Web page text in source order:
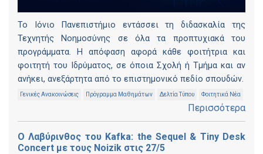
Το Ιόνιο Πανεπιστήμιο εντάσσει τη διδασκαλία της
Τεχνητής Νοημοσύνης σε όλα τα προπτυχιακά του
προγράμματα. Η απόφαση αφορά κάθε φοιτήτρια και
φοιτητή του Ιδρύματος, σε όποια Σχολή ή Τμήμα και αν
ανήκει, ανεξάρτητα από το επιστημονικό πεδίο σπουδών.
Γενικές Ανακοινώσεις Πρόγραμμα Μαθημάτων Δελτία Τύπου Φοιτητικά Νέα
Περισσότερα
Ο Λαβύρινθος του Kafka: the Sequel & Tiny Desk
Concert με τους Noizik στις 27/5